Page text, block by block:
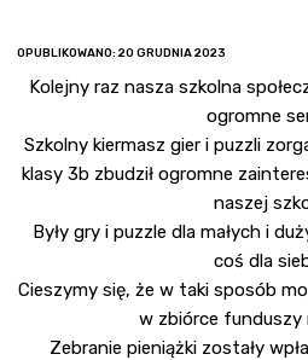
OPUBLIKOWANO: 20 GRUDNIA 2023
Kolejny raz nasza szkolna
ogromne
Szkolny kiermasz gier i puzzli
klasy 3b zbudził ogromne
naszej
Były gry i puzzle dla małych i
coś dla
Cieszymy się, że w taki sposób
w zbiórce funduszy
Zebranie pieniążki zostały